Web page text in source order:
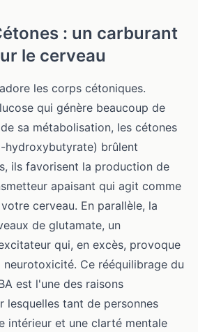
: un carburant
le cerveau
les corps cétoniques.
qui génère beaucoup de
sa métabolisation, les cétones
hydroxybutyrate) brûlent
ils favorisent la production de
apaisant qui agit comme
cerveau. En parallèle, la
de glutamate, un
qui, en excès, provoque
Ce rééquilibrage du
est l'une des raisons
lesquelles tant de personnes
intérieur et une clarté mentale